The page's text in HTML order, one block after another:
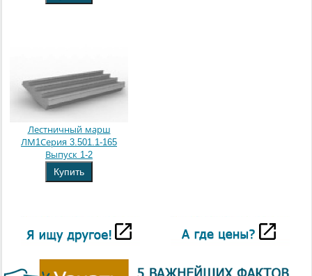
Лестничный марш
ЛМ1Серия 3.501.1-165
Выпуск 1-2
Купить